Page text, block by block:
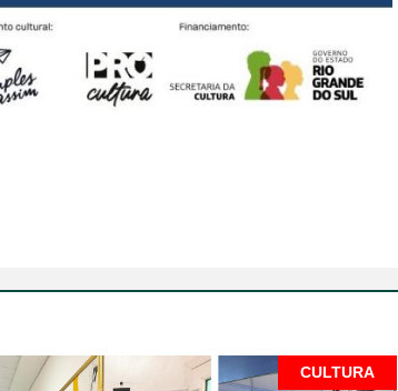
CULTURA